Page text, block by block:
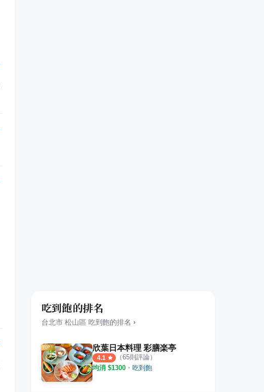
吃到飽的排名
台北市 松山區 吃到飽的排名 ›
欣葉日本料理 彩膳楽亭
4.1 （65則評論）
均消 $1300 ・ 吃到飽